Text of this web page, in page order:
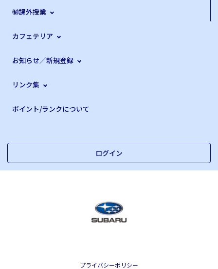
㊙課外授業
カフェテリア
お知らせ／新規登録
リンク集
ポイント/ランクについて
ログイン
プライバシーポリシー